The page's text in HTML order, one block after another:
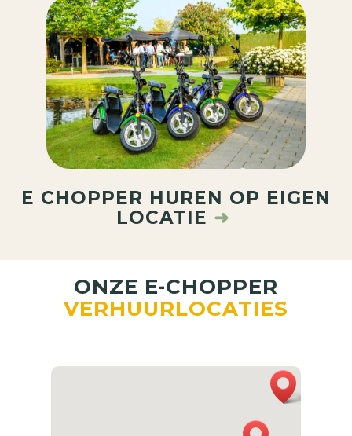
E CHOPPER HUREN OP EIGEN
LOCATIE ➜
ONZE E-CHOPPER
VERHUURLOCATIES